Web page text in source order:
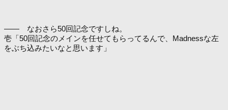
―― なおさら50回記念ですしね。
壱「50回記念のメインを任せてもらってるんで、Madnessな左
をぶち込みたいなと思います」